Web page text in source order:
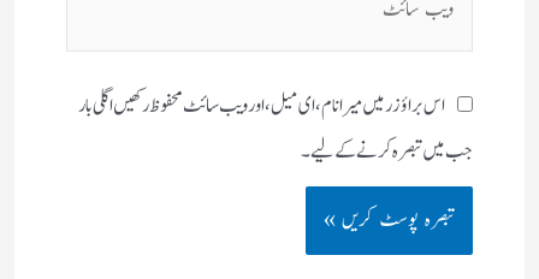
اس براؤزر میں میرا نام، ای میل، اور ویب سائٹ محفوظ رکھیں اگلی بار
جب میں تبصرہ کرنے کےلیے۔